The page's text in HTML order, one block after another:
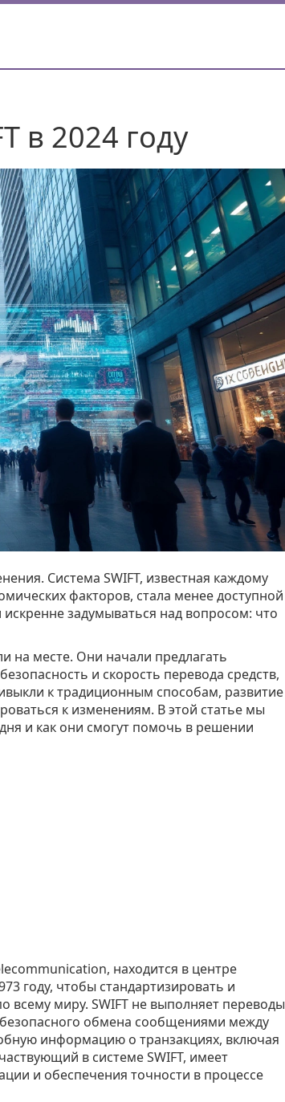
в 2024 году
Система SWIFT, известная каждому
факторов, стала менее доступной
задумываться над вопросом: что
на месте. Они начали предлагать
и скорость перевода средств,
к традиционным способам, развитие
к изменениям. В этой статье мы
и как они смогут помочь в решении
находится в центре
году, чтобы стандартизировать и
миру. SWIFT не выполняет переводы
безопасного обмена сообщениями между
информацию о транзакциях, включая
в системе SWIFT, имеет
и обеспечения точности в процессе